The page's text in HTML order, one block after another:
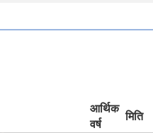
आर्थिक
वर्ष
मिति